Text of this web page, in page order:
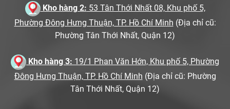
Kho hàng 2: 53 Tân Thới Nhất 08, Khu phố 5,
Phường Đông Hưng Thuận, TP. Hồ Chí Minh (Địa chỉ cũ:
Phường Tân Thới Nhất, Quận 12)
Kho hàng 3: 19/1 Phan Văn Hớn, Khu phố 5, Phường
Đông Hưng Thuận, TP. Hồ Chí Minh (Địa chỉ cũ: Phường
Tân Thới Nhất, Quận 12)